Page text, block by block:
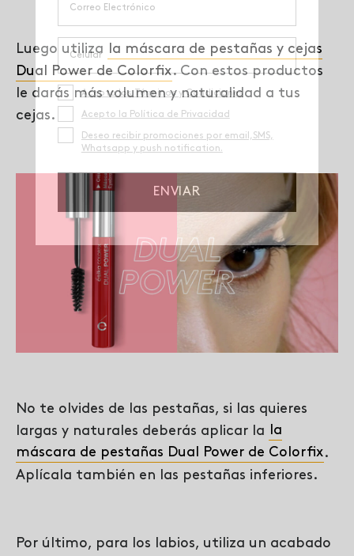
Luego utiliza la máscara de pestañas y cejas
Dual Power de Colorfix. Con estos productos
le darás más volumen y naturalidad a tus
cejas.
No te olvides de las pestañas, si las quieres
largas y naturales deberás aplicar la la
máscara de pestañas Dual Power de Colorfix.
Aplícala también en las pestañas inferiores.
Por último, para los labios, utiliza un acabado